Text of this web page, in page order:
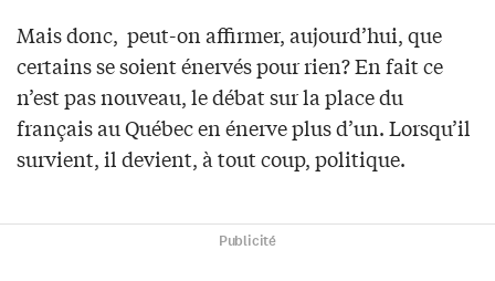
Mais donc, peut-on affirmer, aujourd’hui, que
certains se soient énervés pour rien? En fait ce
n’est pas nouveau, le débat sur la place du
français au Québec en énerve plus d’un. Lorsqu’il
survient, il devient, à tout coup, politique.
Publicité